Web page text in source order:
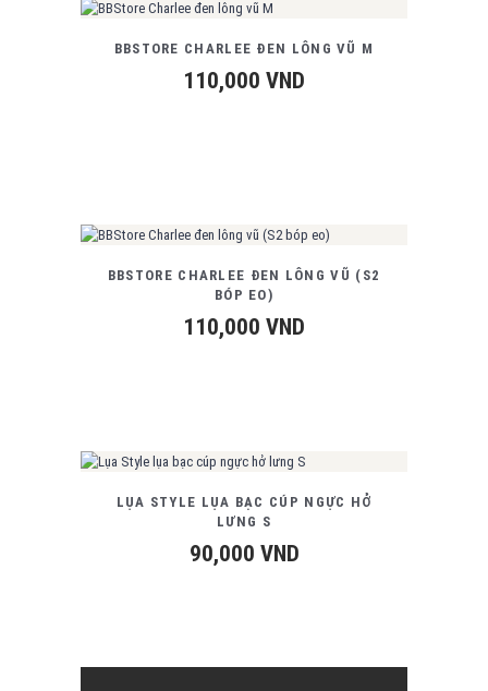
BBSTORE CHARLEE ĐEN LÔNG VŨ M
110,000 VND
BBSTORE CHARLEE ĐEN LÔNG VŨ (S2
BÓP EO)
110,000 VND
LỤA STYLE LỤA BẠC CÚP NGỰC HỞ
LƯNG S
90,000 VND